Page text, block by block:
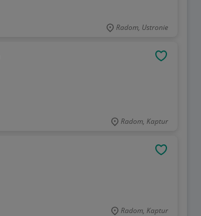
Radom, Ustronie
Radom, Kaptur
Radom, Kaptur